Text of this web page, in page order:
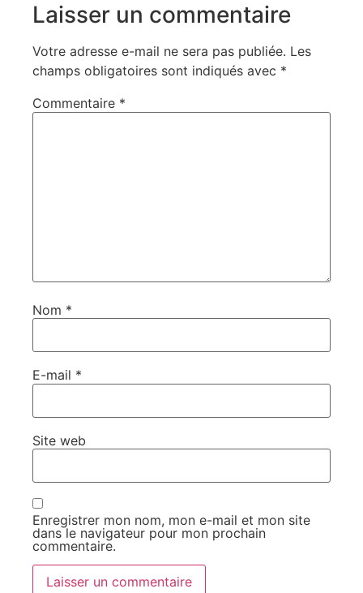
Laisser un commentaire
Votre adresse e-mail ne sera pas publiée. Les
champs obligatoires sont indiqués avec *
Commentaire *
Nom *
E-mail *
Site web
Enregistrer mon nom, mon e-mail et mon site
dans le navigateur pour mon prochain
commentaire.